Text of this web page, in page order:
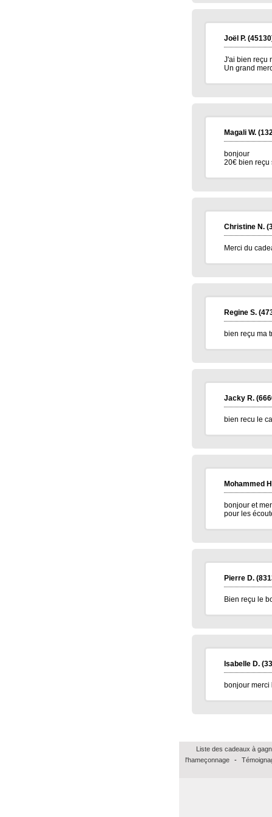
Joël P.
J'ai bien reçu
Un grand
Magali W.
bonjour
20€ bien reçu
Christine N.
Merci du
Regine S.
bien reçu ma
Jacky R.
bien recu le
Mohammed
bonjour et
pour les
Pierre D.
Bien reçu le
Isabelle D.
bonjour merci
Liste des cadeaux à
l'hameçonnage
-